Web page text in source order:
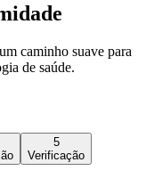
caminho suave para
de saúde.
5
Verificação